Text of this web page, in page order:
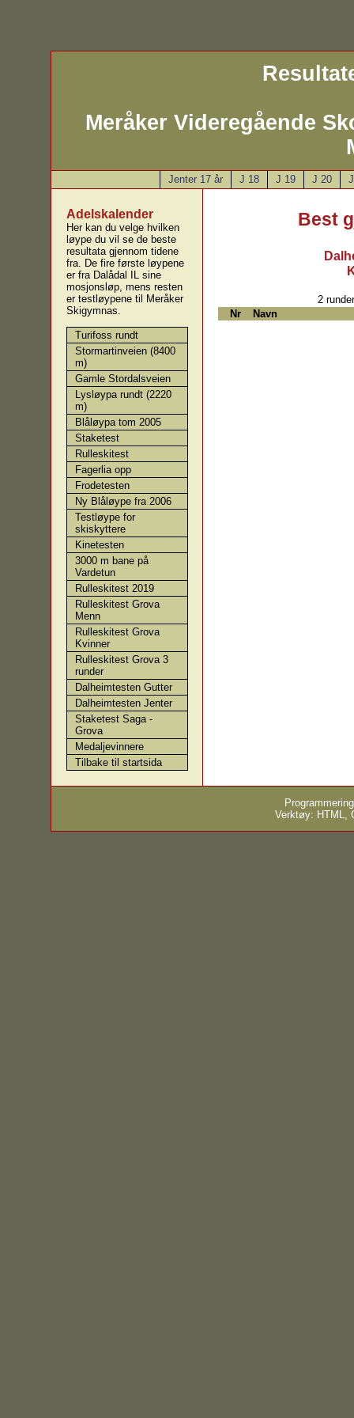
Meråker Videregående
Jenter 17 år J 18 J 19 J 20
Adelskalender
Her kan du velge hvilken
løype du vil se de beste
resultata gjennom tidene
fra. De fire første løypene
er fra Dalådal IL sine
mosjonsløp, mens resten
er testløypene til Meråker
Skigymnas.
Turifoss rundt
Stormartinveien (8400
m)
Gamle Stordalsveien
Lysløypa rundt (2220
m)
Blåløypa tom 2005
Staketest
Rulleskitest
Fagerlia opp
Frodetesten
Ny Blåløype fra 2006
Testløype for
skiskyttere
Kinetesten
3000 m bane på
Vardetun
Rulleskitest 2019
Rulleskitest Grova
Menn
Rulleskitest Grova
Kvinner
Rulleskitest Grova 3
runder
Dalheimtesten Gutter
Dalheimtesten Jenter
Staketest Saga -
Grova
Medaljevinnere
Tilbake til startsida
Best
2
Nr
Navn
Verktøy: HTML,